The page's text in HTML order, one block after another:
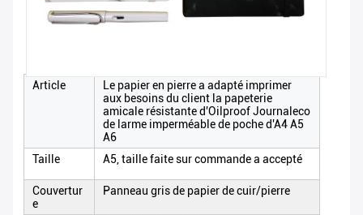
Article
Le papier en pierre a adapté imprimer
aux besoins du client la papeterie
amicale résistante d'Oilproof Journaleco
de larme imperméable de poche d'A4 A5
A6
Taille
A5, taille faite sur commande a accepté
Couvertur
e
Panneau gris de papier de cuir/pierre